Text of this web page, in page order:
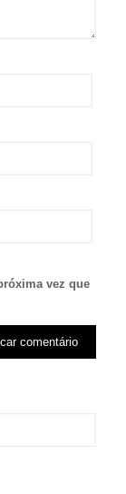
vez que